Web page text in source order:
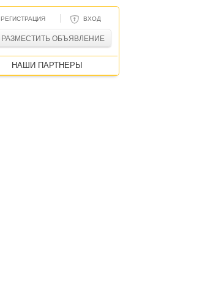
РЕГИСТРАЦИЯ | ВХОД
РАЗМЕСТИТЬ ОБЪЯВЛЕНИЕ
НАШИ ПАРТНЕРЫ